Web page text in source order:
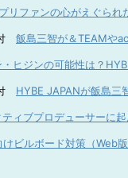
リファンの心がえぐられ
飯島三智が＆TEAMや
ヒジンの可能性は？
HYBE JAPANが飯島三
ィブプロデューサーに
ビルボード対策（Web版